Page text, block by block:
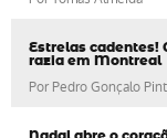
Estrelas cadentes!
razia em Montreal
Por Pedro Gonçalo